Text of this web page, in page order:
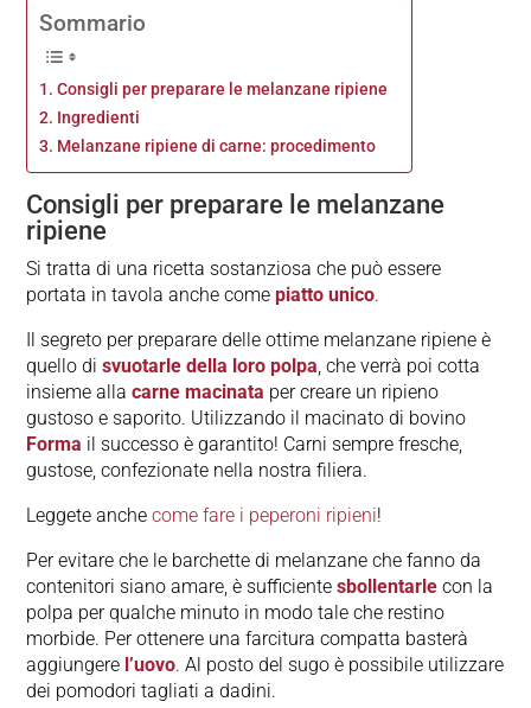
Sommario
Consigli per preparare le melanzane ripiene
Ingredienti
Melanzane ripiene di carne: procedimento
Consigli per preparare le melanzane
ripiene
Si tratta di una ricetta sostanziosa che può essere
portata in tavola anche comepiatto unico.
Il segreto per preparare delle ottime melanzane ripiene è
quello disvuotarle della loro polpa, che verrà poi cotta
insieme alla carne macinata per creare un ripieno
gustoso e saporito. Utilizzando il macinato di bovino
Forma il successo è garantito! Carni sempre fresche,
gustose, confezionate nella nostra filiera.
Leggete anchecome fare i peperoni ripieni!
Per evitare che le barchette di melanzane che fanno da
contenitori siano amare, è sufficientesbollentarle con la
polpa per qualche minuto in modo tale che restino
morbide. Per ottenere una farcitura compatta basterà
aggiungere l’uovo. Al posto del sugo è possibile utilizzare
dei pomodori tagliati a dadini.